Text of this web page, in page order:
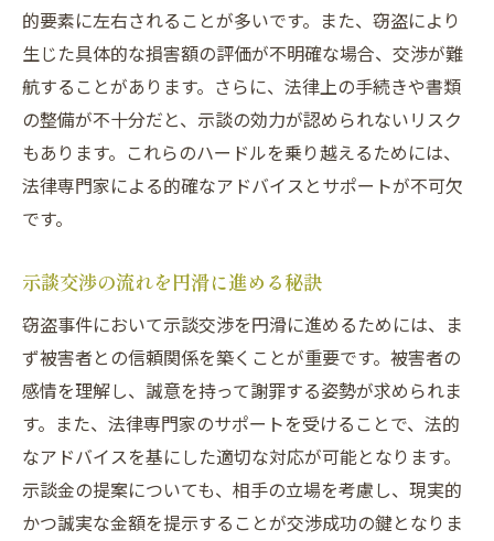
的要素に左右されることが多いです。また、窃盗により
生じた具体的な損害額の評価が不明確な場合、交渉が難
航することがあります。さらに、法律上の手続きや書類
の整備が不十分だと、示談の効力が認められないリスク
もあります。これらのハードルを乗り越えるためには、
法律専門家による的確なアドバイスとサポートが不可欠
です。
示談交渉の流れを円滑に進める秘訣
窃盗事件において示談交渉を円滑に進めるためには、ま
ず被害者との信頼関係を築くことが重要です。被害者の
感情を理解し、誠意を持って謝罪する姿勢が求められま
す。また、法律専門家のサポートを受けることで、法的
なアドバイスを基にした適切な対応が可能となります。
示談金の提案についても、相手の立場を考慮し、現実的
かつ誠実な金額を提示することが交渉成功の鍵となりま